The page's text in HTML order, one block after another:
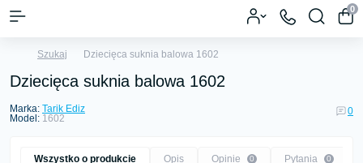
0
Szukaj Dziecięca suknia balowa 1602
Dziecięca suknia balowa 1602
Marka: Tarik Ediz
Model: 1602
0
Wszystko o produkcie Opis Opinie 0 Pytania 0